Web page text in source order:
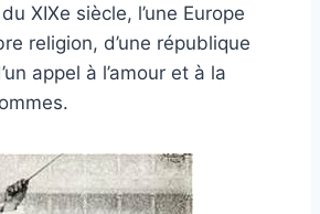
XIXe siècle, l’une Europe
religion, d’une république
appel à l’amour et à la